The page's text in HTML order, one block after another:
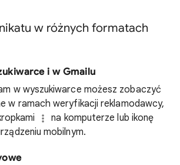
w różnych formatach
i w Gmailu
w wyszukiwarce możesz zobaczyć
w ramach weryfikacji reklamodawcy,
na komputerze lub ikonę
mobilnym.